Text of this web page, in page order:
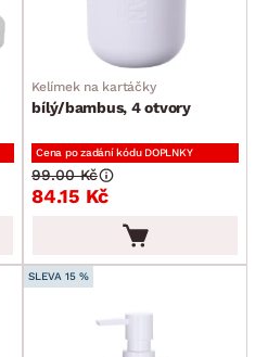
Kelímek na kartáčky
bílý/bambus, 4 otvory
Cena po zadání kódu DOPLNKY
84.15 Kč
99.00 Kč
SLEVA 15 %